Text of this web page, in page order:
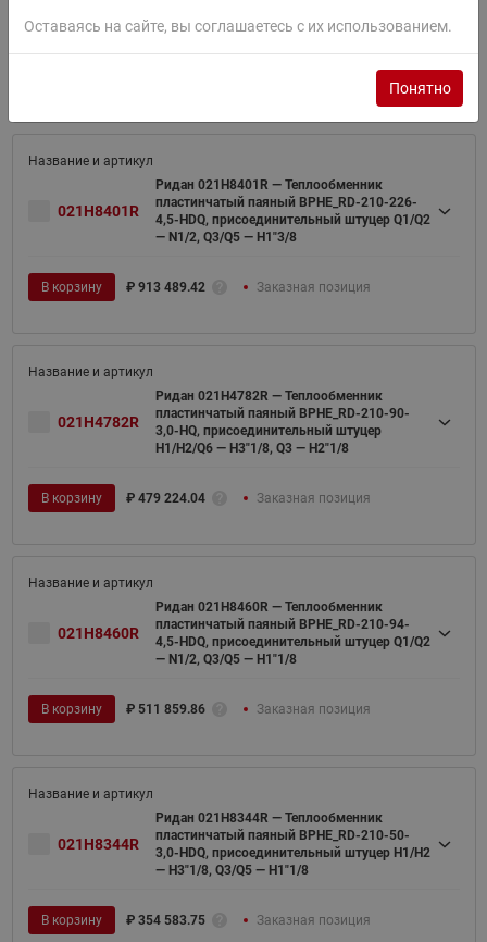
Q1/Q2/Q6 — H1"5/8, Q3 — H1"1/8
021H8401R
Ридан 021H8401R — Теплообменник
пластинчатый паяный BPHE_RD-210-226-
4,5-HDQ, присоединительный штуцер Q1/Q2
— N1/2, Q3/Q5 — H1"3/8
В корзину ₽ 913 489.42 Заказная позиция
021H4782R
Ридан 021H4782R — Теплообменник
пластинчатый паяный BPHE_RD-210-90-
3,0-HQ, присоединительный штуцер
H1/H2/Q6 — H3"1/8, Q3 — H2"1/8
В корзину ₽ 479 224.04 Заказная позиция
021H8460R
Ридан 021H8460R — Теплообменник
пластинчатый паяный BPHE_RD-210-94-
4,5-HDQ, присоединительный штуцер Q1/Q2
— N1/2, Q3/Q5 — H1"1/8
В корзину ₽ 511 859.86 Заказная позиция
021H8344R
Ридан 021H8344R — Теплообменник
пластинчатый паяный BPHE_RD-210-50-
3,0-HDQ, присоединительный штуцер H1/H2
— H3"1/8, Q3/Q5 — H1"1/8
В корзину ₽ 354 583.75 Заказная позиция
Оставаясь на сайте, вы соглашаетесь с их использованием.
Понятно